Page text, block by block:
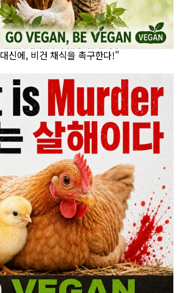
신에, 비건 채식을 촉구한다!"